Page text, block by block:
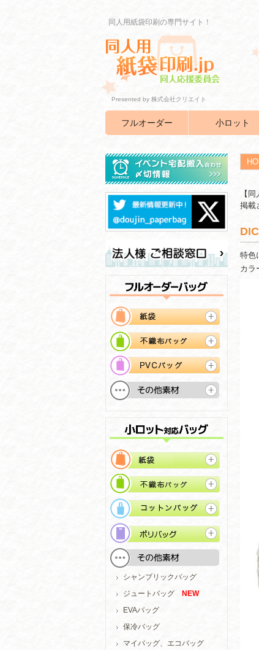
同人用紙袋印刷の専門サイト！
Presented by 株式会社クリエイト
フルオーダー 小ロット
シャンブリックバッグ
ジュートバッグ NEW
EVAバッグ
保冷バッグ
マイバッグ、エコバッグ
【
掲載
特色
カラ